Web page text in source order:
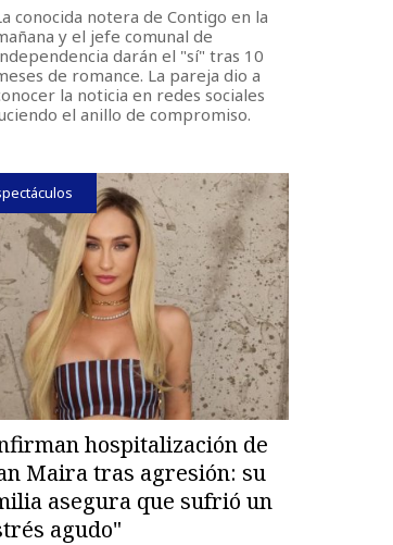
conocida notera de Contigo en la
y el jefe comunal de
darán el "sí" tras 10
de romance. La pareja dio a
la noticia en redes sociales
el anillo de compromiso.
hospitalización de
Maira tras agresión: su
asegura que sufrió un
agudo"